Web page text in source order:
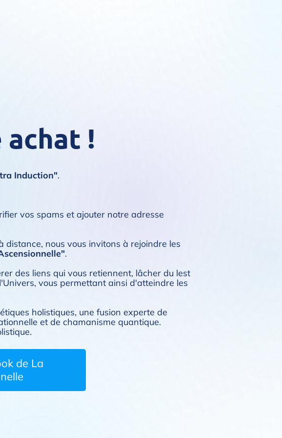
!
Induction".
vos spams et ajouter notre adresse
nous vous invitons à rejoindre les
.
des liens qui vous retiennent, lâcher du lest
vous permettant ainsi d'atteindre les
holistiques, une fusion experte de
et de chamanisme quantique.
de La